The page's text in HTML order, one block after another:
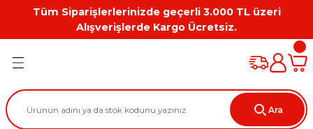
Tüm Siparişlerlerinizde geçerli 3.000 TL üzeri
Alışverişlerde Kargo Ücretsiz.
Geri Dön
Geri Dön
Geri Dön
Geri Dön
Geri Dön
Geri Dön
Workstation Aksesuarları
Grafik Kartı
Ara